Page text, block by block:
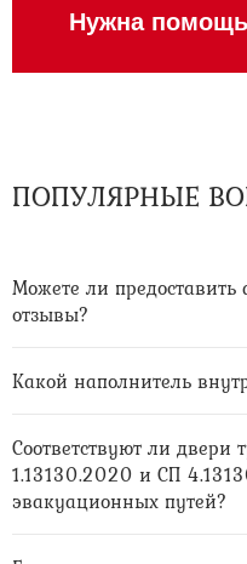
Нужна
ПОПУЛЯРНЫЕ
Можете ли
отзывы?
Какой наполнитель
Соответствуют ли двери
1.13130.2020 и СП
эвакуационных путей?